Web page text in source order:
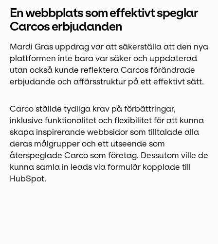
En webbplats som effektivt speglar
Carcos erbjudanden
Mardi Gras uppdrag var att säkerställa att den nya
plattformen inte bara var säker och uppdaterad
utan också kunde reflektera Carcos förändrade
erbjudande och affärsstruktur på ett effektivt sätt.
Carco ställde tydliga krav på förbättringar,
inklusive funktionalitet och flexibilitet för att kunna
skapa inspirerande webbsidor som tilltalade alla
deras målgrupper och ett utseende som
återspeglade Carco som företag. Dessutom ville de
kunna samla in leads via formulär kopplade till
HubSpot.